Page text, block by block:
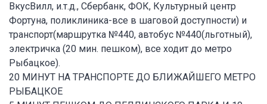
ВкусВилл, и.т.д., Сбербанк, ФОК, Культурный центр
Фортуна, поликлиника-все в шаговой доступности) и
транспорт(маршрутка №440, автобус №440(льготный),
электричка (20 мин. пешком), все ходит до метро
Рыбацкое).
20 МИНУТ НА ТРАНСПОРТЕ ДО БЛИЖАЙШЕГО МЕТРО
РЫБАЦКОЕ